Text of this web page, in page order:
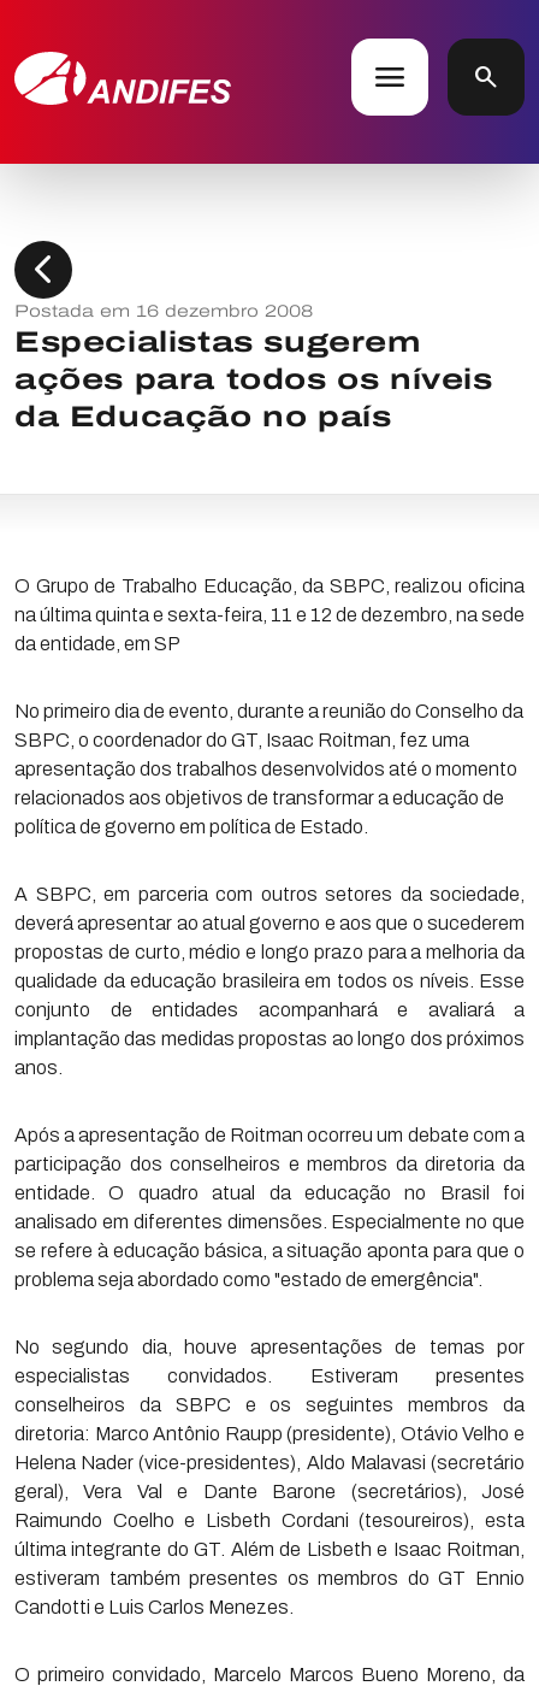
menu search
chevron_left
Postada em 16 dezembro 2008
Especialistas sugerem
ações para todos os níveis
da Educação no país
O Grupo de Trabalho Educação, da SBPC, realizou oficina
na última quinta e sexta-feira, 11 e 12 de dezembro, na sede
da entidade, em SP
No primeiro dia de evento, durante a reunião do Conselho da
SBPC, o coordenador do GT, Isaac Roitman, fez uma
apresentação dos trabalhos desenvolvidos até o momento
relacionados aos objetivos de transformar a educação de
política de governo em política de Estado.
A SBPC, em parceria com outros setores da sociedade,
deverá apresentar ao atual governo e aos que o sucederem
propostas de curto, médio e longo prazo para a melhoria da
qualidade da educação brasileira em todos os níveis. Esse
conjunto de entidades acompanhará e avaliará a
implantação das medidas propostas ao longo dos próximos
anos.
Após a apresentação de Roitman ocorreu um debate com a
participação dos conselheiros e membros da diretoria da
entidade. O quadro atual da educação no Brasil foi
analisado em diferentes dimensões. Especialmente no que
se refere à educação básica, a situação aponta para que o
problema seja abordado como "estado de emergência".
No segundo dia, houve apresentações de temas por
especialistas convidados. Estiveram presentes
conselheiros da SBPC e os seguintes membros da
diretoria: Marco Antônio Raupp (presidente), Otávio Velho e
Helena Nader (vice-presidentes), Aldo Malavasi (secretário
geral), Vera Val e Dante Barone (secretários), José
Raimundo Coelho e Lisbeth Cordani (tesoureiros), esta
última integrante do GT. Além de Lisbeth e Isaac Roitman,
estiveram também presentes os membros do GT Ennio
Candotti e Luis Carlos Menezes.
O primeiro convidado, Marcelo Marcos Bueno Moreno, da